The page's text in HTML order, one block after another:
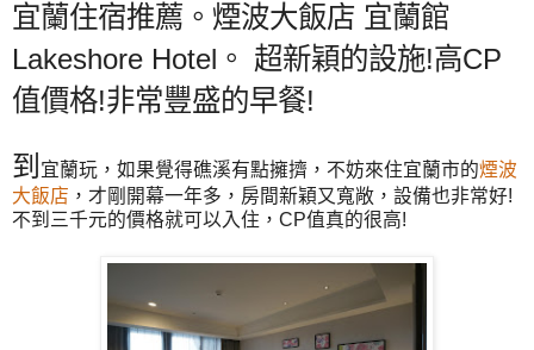
宜蘭住宿推薦。煙波大飯店 宜蘭館
Lakeshore Hotel。 超新穎的設施!高CP
值價格!非常豐盛的早餐!
到 宜蘭玩，如果覺得礁溪有點擁擠，不妨來住宜蘭市的煙波
大飯店 ，才剛開幕一年多，房間新穎又寬敞，設備也非常好!
不到三千元的價格就可以入住，CP值真的很高!